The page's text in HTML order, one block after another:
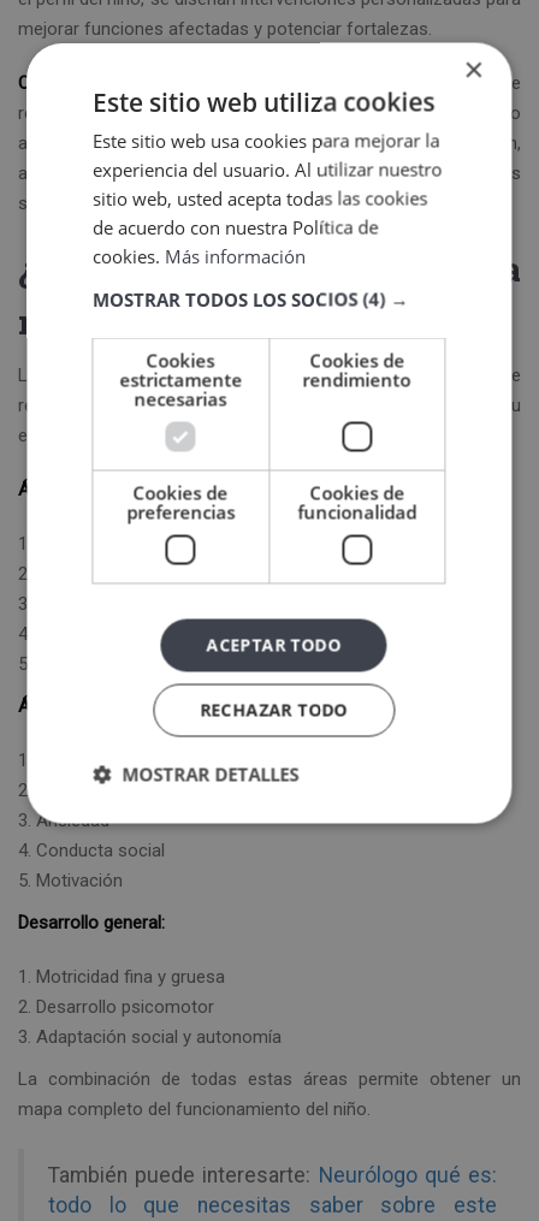
mejorar funciones afectadas y potenciar fortalezas.
Orientación a familias y escuelas:
El neuropsicólogo ofrece
recomendaciones concretas para mejorar el rendimiento
académico, gestionar dificultades de conducta o atención,
adaptar el entorno escolar, fortalecer habilidades
socioemocionales.
¿Qué evalúa la
neuropsicología infantil?
La evaluación neuropsicológica infantil es exhaustiva y se
realiza mediante pruebas estandarizadas, observación clínica u
entrevistas familiares.
Áreas cognitivas:
Atención y concentración
Lenguaje y comprensión
Funciones ejecutivas (planificación, inhibición, organización)
Áreas emocionales y conductuales:
Regulación emocional
Impulsividad
Ansiedad
Conducta social
Motivación
Desarrollo general:
Motricidad fina y gruesa
Desarrollo psicomotor
Adaptación social y autonomía
La combinación de todas estas áreas permite obtener un
mapa completo del funcionamiento del niño.
También puede interesarte: Neurólogo qué es:
todo lo que necesitas saber sobre este
×
Este sitio web utiliza cookies
Este sitio web usa cookies para mejorar la
experiencia del usuario. Al utilizar nuestro
sitio web, usted acepta todas las cookies
de acuerdo con nuestra Política de
cookies. Más información
MOSTRAR TODOS LOS SOCIOS(4) →
Cookies
estrictamente
necesarias
Cookies de
rendimiento
Cookies de
preferencias
Cookies de
funcionalidad
ACEPTAR TODO
RECHAZAR TODO
MOSTRAR DETALLES